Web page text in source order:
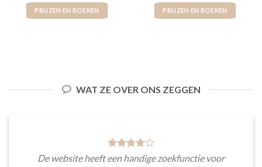
PRIJZEN EN BOEKEN PRIJZEN EN BOEKEN
WAT ZE OVER ONS ZEGGEN
De website heeft een handige zoekfunctie voor